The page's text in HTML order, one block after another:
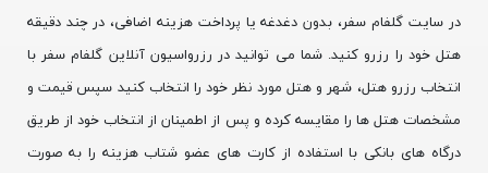
در سایت گلفام سفر، بدون دغدغه یا پرداخت هزینه اضافی، در چند دقیقه
هتل خود را رزرو کنید. شما می توانید در رزرواسیون آنلاین گلفام سفر با
انتخاب رزرو هتل، شهر و هتل مورد نظر خود را انتخاب کنید سپس قیمت و
مشخصات هتل ها را مقایسه کرده و پس از اطمینان از انتخاب خود از طریق
درگاه های بانکی با استفاده از کارت های عضو شتاب هزینه را به صورت